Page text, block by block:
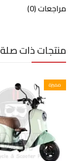
مراجعات (0)
منتجات ذات صلة
مميزة